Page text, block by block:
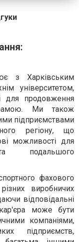
з Харківським
університетом,
для продовження
Ми також
підприємствами
регіону, що
можливості для
подальшого
фахового
виробничих
відповідальні
може бути
компаніями,
підприємств,